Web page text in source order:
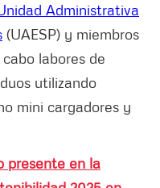
Administrativa
(UAESP) y miembros
labores de
utilizando
mini cargadores y
presente en la